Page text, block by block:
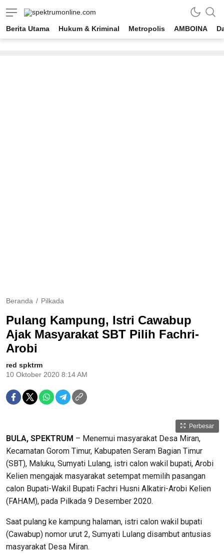
spektrumonline.com
Berita Utama Hukum & Kriminal Metropolis AMBOINA
Beranda Pilkada
Pulang Kampung, Istri Cawabup
Ajak Masyarakat SBT Pilih Fachri-
Arobi
red spktrm
10 Oktober 2020 8:14 AM
Perbesar
BULA, SPEKTRUM – Menemui masyarakat Desa Miran,
Kecamatan Gorom Timur, Kabupaten Seram Bagian Timur
(SBT), Maluku, Sumyati Lulang, istri calon wakil bupati, Arobi
Kelien mengajak masyarakat setempat memilih pasangan
calon Bupati-Wakil Bupati Fachri Husni Alkatiri-Arobi Kelien
(FAHAM), pada Pilkada 9 Desember 2020.
Saat pulang ke kampung halaman, istri calon wakil bupati
(Cawabup) nomor urut 2, Sumyati Lulang disambut antusias
masyarakat Desa Miran.